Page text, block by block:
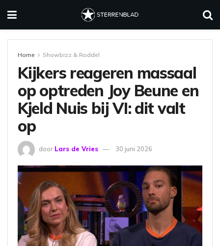
Home Showbizz & Roddel
Kijkers reageren massaal
op optreden Joy Beune en
Kjeld Nuis bij VI: dit valt
op
door Lars de Vries 30 juni 2026